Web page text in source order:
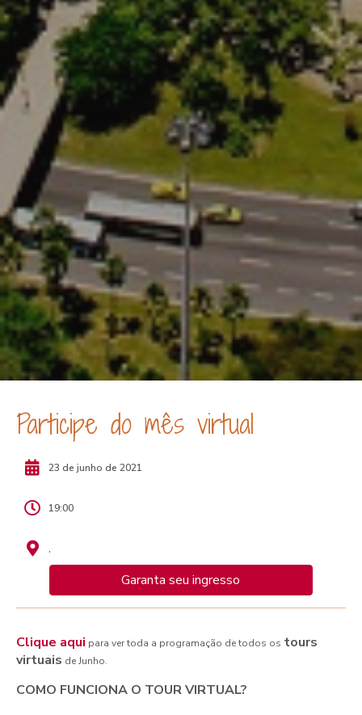
Participe do mês virtual
23 de junho de 2021
19:00
,
Garanta seu ingresso
Clique aqui para ver toda a programação de todos os tours
virtuais de Junho.
COMO FUNCIONA O TOUR VIRTUAL?